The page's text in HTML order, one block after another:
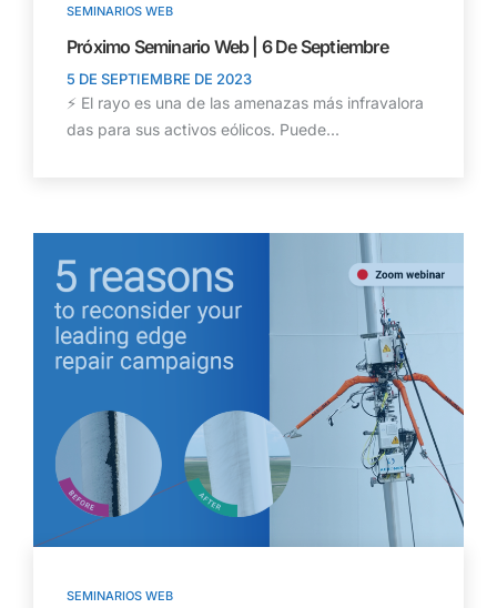
SEMINARIOS WEB
Próximo Seminario Web | 6 De Septiembre
5 DE SEPTIEMBRE DE 2023
⚡ El rayo es una de las amenazas más infravalora
das para sus activos eólicos. Puede...
SEMINARIOS WEB